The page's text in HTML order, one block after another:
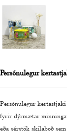
Persónulegur
Persónulegur
fyrir dýrmætar
eða sérstök skilaboð